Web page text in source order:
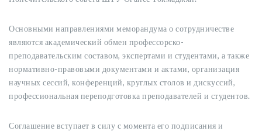
Основными направлениями меморандума о сотрудничестве
являются академический обмен профессорско-
преподавательским составом, экспертами и студентами, а также
нормативно-правовыми документами и актами, организация
научных сессий, конференций, круглых столов и дискуссий,
профессиональная переподготовка преподавателей и студентов.
Соглашение вступает в силу с момента его подписания и